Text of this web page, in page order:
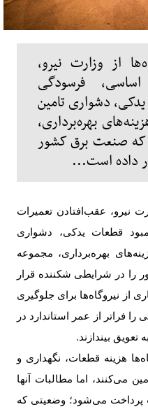
از وزارت نیرو،
فرسودگی
دشواری تامین
بهره‌برداری،
صنعت برق کشور
داده است...
نیرو، عقب‌افتادن تعمیرات
قطعات یدکی، دشواری
بهره‌برداری، مجموعه
در شرایطی شکننده قرار
از نیروگاه‌ها برای جلوگیری
فراتر از عمر استاندارد در
تعویق بیندازند.
هزینه قطعات، نگهداری و
می‌کنند، اما مطالبات آنها
پرداخت می‌شود؛ وضعیتی که